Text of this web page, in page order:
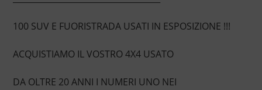
100 SUV E FUORISTRADA USATI IN ESPOSIZIONE !!!
ACQUISTIAMO IL VOSTRO 4X4 USATO
DA OLTRE 20 ANNI I NUMERI UNO NEI